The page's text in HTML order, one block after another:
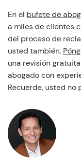
En el bufete de
a miles de clientes
del proceso de
usted también.
una revisión
abogado con
Recuerde, usted no